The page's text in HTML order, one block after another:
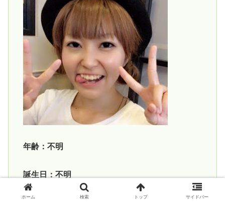
年齢：不明
誕生日：不明
ホーム 検索 トップ サイドバー